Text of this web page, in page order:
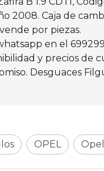
2008. Caja de
por piezas.
en el
y precios de
Desguaces
OPEL Opel